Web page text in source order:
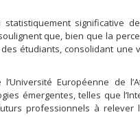
significative
que, bien que la
étudiants, consolidant une
Européenne de
émergentes, telles que
professionnels à relever